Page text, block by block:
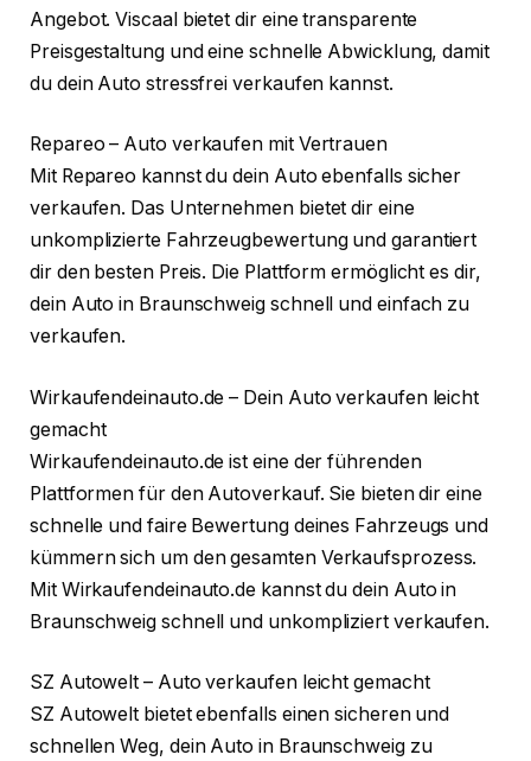
Angebot. Viscaal bietet dir eine transparente
Preisgestaltung und eine schnelle Abwicklung, damit
du dein Auto stressfrei verkaufen kannst.
Repareo – Auto verkaufen mit Vertrauen
Mit Repareo kannst du dein Auto ebenfalls sicher
verkaufen. Das Unternehmen bietet dir eine
unkomplizierte Fahrzeugbewertung und garantiert
dir den besten Preis. Die Plattform ermöglicht es dir,
dein Auto in Braunschweig schnell und einfach zu
verkaufen.
Wirkaufendeinauto.de – Dein Auto verkaufen leicht
gemacht
Wirkaufendeinauto.de ist eine der führenden
Plattformen für den Autoverkauf. Sie bieten dir eine
schnelle und faire Bewertung deines Fahrzeugs und
kümmern sich um den gesamten Verkaufsprozess.
Mit Wirkaufendeinauto.de kannst du dein Auto in
Braunschweig schnell und unkompliziert verkaufen.
SZ Autowelt – Auto verkaufen leicht gemacht
SZ Autowelt bietet ebenfalls einen sicheren und
schnellen Weg, dein Auto in Braunschweig zu